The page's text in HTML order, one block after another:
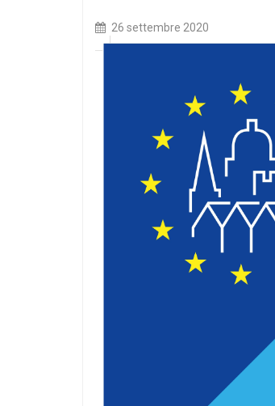
26 settembre 2020